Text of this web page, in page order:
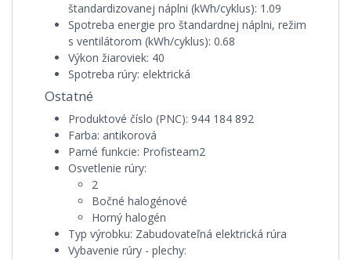
štandardizovanej náplni (kWh/cyklus): 1.09
Spotreba energie pro štandardnej náplni, režim
s ventilátorom (kWh/cyklus): 0.68
Výkon žiaroviek: 40
Spotreba rúry: elektrická
Ostatné
Produktové číslo (PNC): 944 184 892
Farba: antikorová
Parné funkcie: Profisteam2
Osvetlenie rúry:
2
Bočné halogénové
Horný halogén
Typ výrobku: Zabudovateľná elektrická rúra
Vybavenie rúry - plechy: